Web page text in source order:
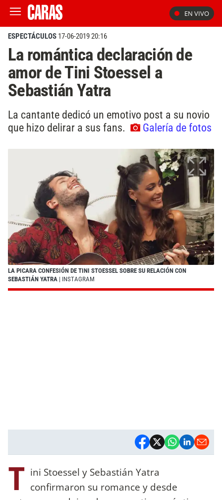
EN VIVO
ESPECTÁCULOS 17-06-2019 20:16
La romántica declaración de
amor de Tini Stoessel a
Sebastián Yatra
La cantante dedicó un emotivo post a su novio
que hizo delirar a sus fans.
Galería de fotos
LA PICARA CONFESIÓN DE TINI STOESSEL SOBRE SU RELACIÓN CON
SEBASTIÁN YATRA | INSTAGRAM
T ini Stoessel y Sebastián Yatra
confirmaron su romance y desde